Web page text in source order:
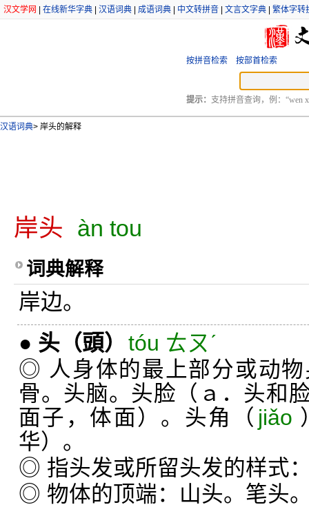
汉文学网 在线新华字典 汉语词典 成语词典 中文转拼音 文言文字典 繁体字转
按拼音检索 按部首检索
提示： 支持拼音查询，例：“wen
汉语词典> 岸头的解释
岸头 àn tou
词典解释
岸边。
● 头 （頭） tóu ㄊㄡˊ
◎ 人身体的最上部分或动
骨。头脑。头脸（ａ．头和
面子，体面）。头角（ jiǎo
华）。
◎ 指头发或所留头发的样式
◎ 物体的顶端：山头。笔头